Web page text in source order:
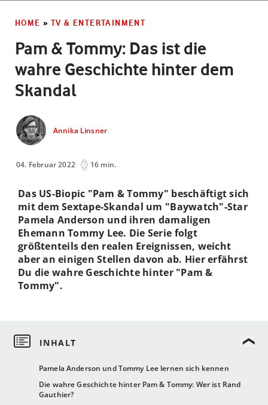
HOME » TV & ENTERTAINMENT
Pam & Tommy: Das ist die
wahre Geschichte hinter dem
Skandal
Annika Linsner
04. Februar 2022 16 min.
Pamela Anderson und Tommy Lee lernen sich kennen
Die wahre Geschichte hinter Pam & Tommy: Wer ist Rand
Gauthier?
Das US-Biopic "Pam & Tommy" beschäftigt sich
mit dem Sextape-Skandal um "Baywatch"-Star
Pamela Anderson und ihren damaligen
Ehemann Tommy Lee. Die Serie folgt
größtenteils den realen Ereignissen, weicht
aber an einigen Stellen davon ab. Hier erfährst
Du die wahre Geschichte hinter "Pam &
Tommy".